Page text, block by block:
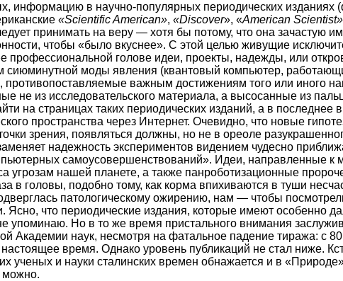
информацию в научно-популярных периодических изданиях
«Scientific American», «Discover», «American Scientist»
принимать на веру — хотя бы потому, что она зачастую
чтобы «было вкуснее». С этой целью живущие
профессиональной голове идеи, проекты, надежды, или
сиюминутной моды явления (квантовый компьютер,
противопоставляемые важным достижениям того или иного
не из исследовательского материала, а высосанные из
на страницах таких периодических изданий, а в последнее
пространства через Интернет. Очевидно, что новые
зрения, появляться должны, но не в ореоле
надежность экспериментов видением чудесно
самоусовершенствований». Идеи, направленные к
угрозам нашей планете, а также панроботизационные
в головы, подобно тому, как корма впихиваются в туши
патологическому ожирению, нам — чтобы
Ясно, что периодические издания, которые имеют особенно
упоминаю. Но в то же время пристального внимания
Академии наук, несмотря на фатальное падение тиража: с
время. Однако уровень публикаций не стал ниже.
ученых и науки сталинских времен обнажается и в
можно.